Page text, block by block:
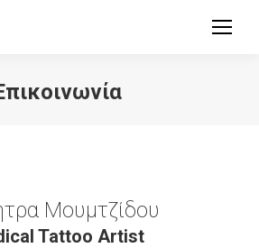
Μουμτζίδου
Tattoo Artist